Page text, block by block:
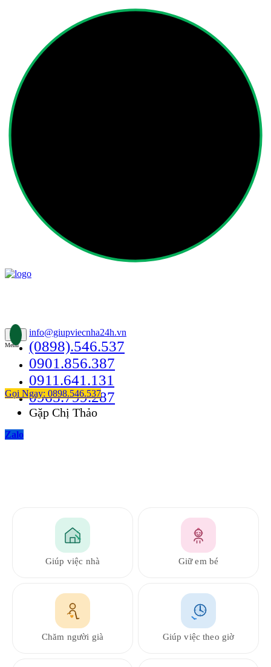
Menu
Gọi Ngay: 0898.546.537
info@giupviecnha24h.vn
(0898).546.537
0901.856.387
0911.641.131
0965.799.287
Gặp Chị Thảo
Zalo
Giúp việc nhà Giữ em bé
Chăm người già Giúp việc theo giờ